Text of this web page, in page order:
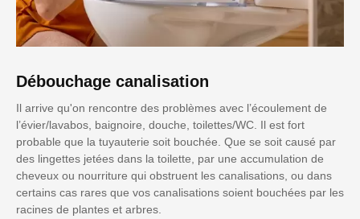
Débouchage canalisation
Il arrive qu'on rencontre des problèmes avec l’écoulement de
l’évier/lavabos, baignoire, douche, toilettes/WC. Il est fort
probable que la tuyauterie soit bouchée. Que se soit causé par
des lingettes jetées dans la toilette, par une accumulation de
cheveux ou nourriture qui obstruent les canalisations, ou dans
certains cas rares que vos canalisations soient bouchées par les
racines de plantes et arbres.